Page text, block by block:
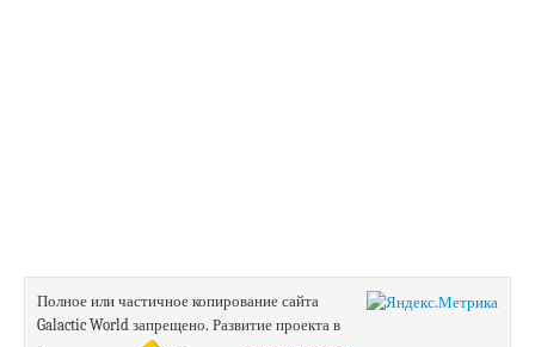
Полное или частичное копирование сайта
Galactic World запрещено. Развитие проекта в